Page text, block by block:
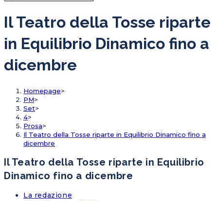
Il Teatro della Tosse riparte
in Equilibrio Dinamico fino a
dicembre
Homepage>
PM>
Set>
4>
Prosa>
Il Teatro della Tosse riparte in Equilibrio Dinamico fino a
dicembre
Il Teatro della Tosse riparte in Equilibrio
Dinamico fino a dicembre
La redazione